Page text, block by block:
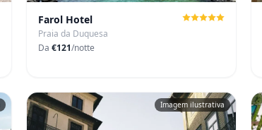
Farol Hotel
Praia da Duquesa
Da €121/notte
Imagem ilustrativa